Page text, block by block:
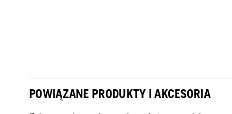
POWIĄZANE PRODUKTY I AKCESORIA